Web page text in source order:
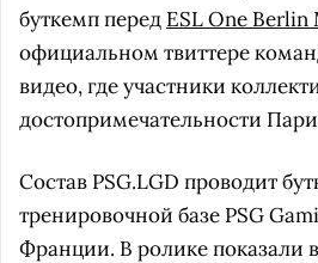
буткемп перед ESL One Berlin
официальном твиттере
видео, где участники
достопримечательности
Состав PSG.LGD проводит
тренировочной базе PSG
Франции. В ролике показали